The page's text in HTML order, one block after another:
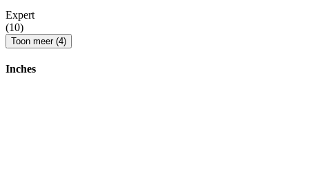
Expert
(10)
Toon meer (4)
Inches